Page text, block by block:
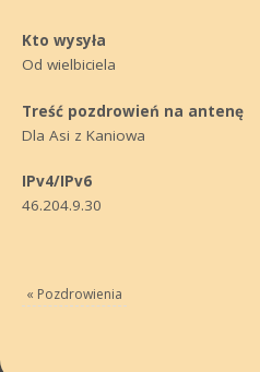
Kto wysyła
Od wielbiciela
Treść pozdrowień na antenę
Dla Asi z Kaniowa
IPv4/IPv6
46.204.9.30
« Pozdrowienia